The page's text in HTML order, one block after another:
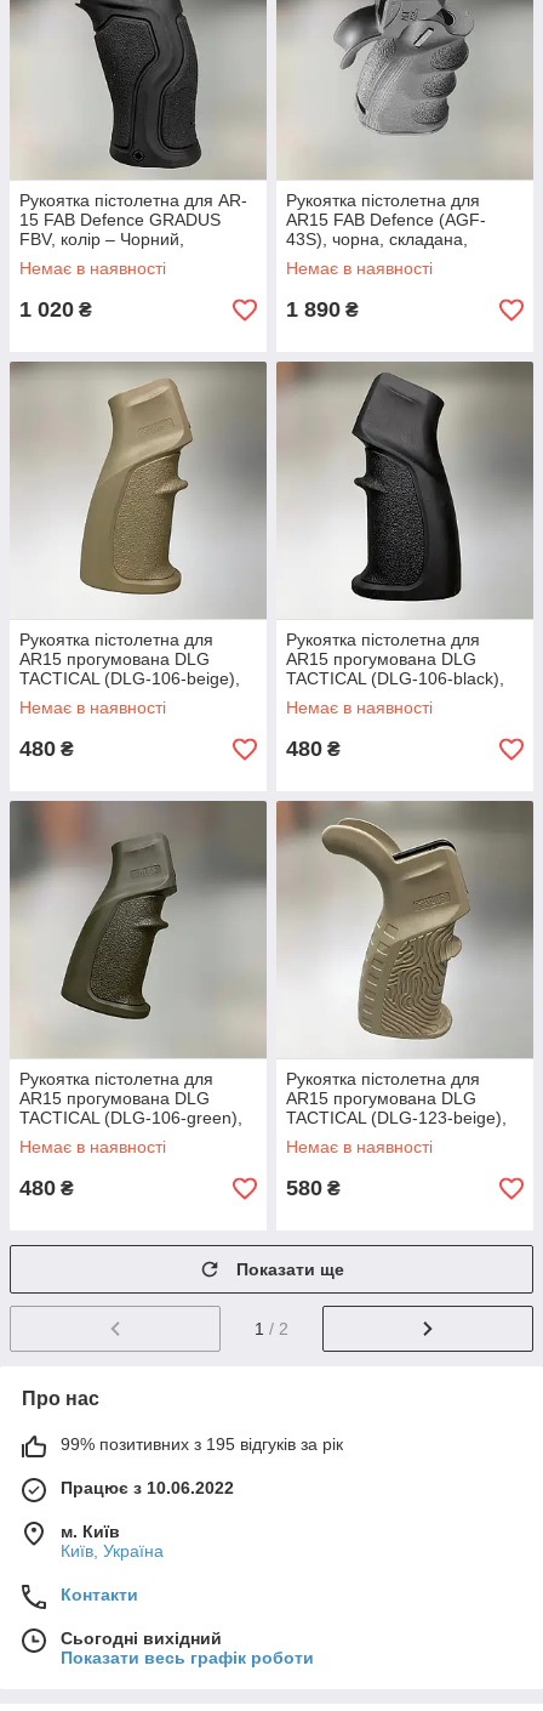
Рукоятка пістолетна для AR-
15 FAB Defence GRADUS
FBV, колір – Чорний,
прогумована для карабінів
AR10/M4/M16/SR-25
Немає в наявності
1 020 ₴
Рукоятка пістолетна для
AR15 FAB Defence (AGF-
43S), чорна, складана,
прогумована з відсіком для
зберігання (AGF43SB)
Немає в наявності
1 890 ₴
Рукоятка пістолетна для
AR15 прогумована DLG
TACTICAL (DLG-106-beige),
Койот, з відсіком для
батарейок
Немає в наявності
480 ₴
Рукоятка пістолетна для
AR15 прогумована DLG
TACTICAL (DLG-106-black),
Чорна, з відсіком для
батарейок
Немає в наявності
480 ₴
Рукоятка пістолетна для
AR15 прогумована DLG
TACTICAL (DLG-106-green),
колір Олива, з відсіком для
батарейок
Немає в наявності
480 ₴
Рукоятка пістолетна для
AR15 прогумована DLG
TACTICAL (DLG-123-beige),
колір Койот, з відсіком,
"бобровий хвіст"
Немає в наявності
580 ₴
Показати ще
1 / 2
Про нас
99% позитивних з 195 відгуків за рік
Працює з 10.06.2022
м. Київ
Київ, Україна
Контакти
Сьогодні вихідний
Показати весь графік роботи